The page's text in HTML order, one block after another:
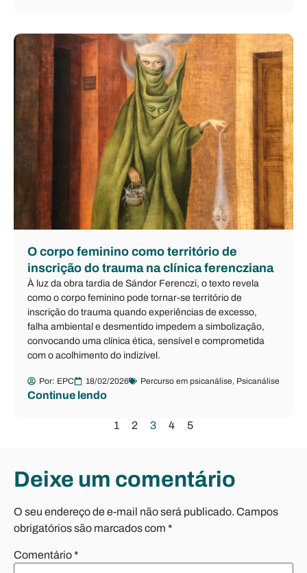
O corpo feminino como território de
inscrição do trauma na clínica ferencziana
À luz da obra tardia de Sándor Ferenczi, o texto revela
como o corpo feminino pode tornar-se território de
inscrição do trauma quando experiências de excesso,
falha ambiental e desmentido impedem a simbolização,
convocando uma clínica ética, sensível e comprometida
com o acolhimento do indizível.
Por: EPC 18/02/2026 Percurso em psicanálise, Psicanálise
Continue lendo
1 2 3 4 5
Deixe um comentário
O seu endereço de e-mail não será publicado. Campos
obrigatórios são marcados com *
Comentário*